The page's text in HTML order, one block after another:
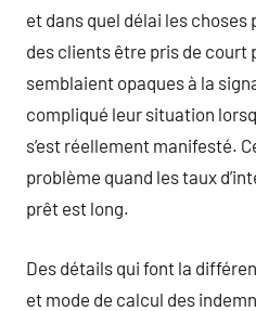
et dans quel délai les choses
des clients être pris de court
semblaient opaques à la
compliqué leur situation
s’est réellement manifesté.
problème quand les taux
prêt est long.
Des détails qui font la
et mode de calcul des